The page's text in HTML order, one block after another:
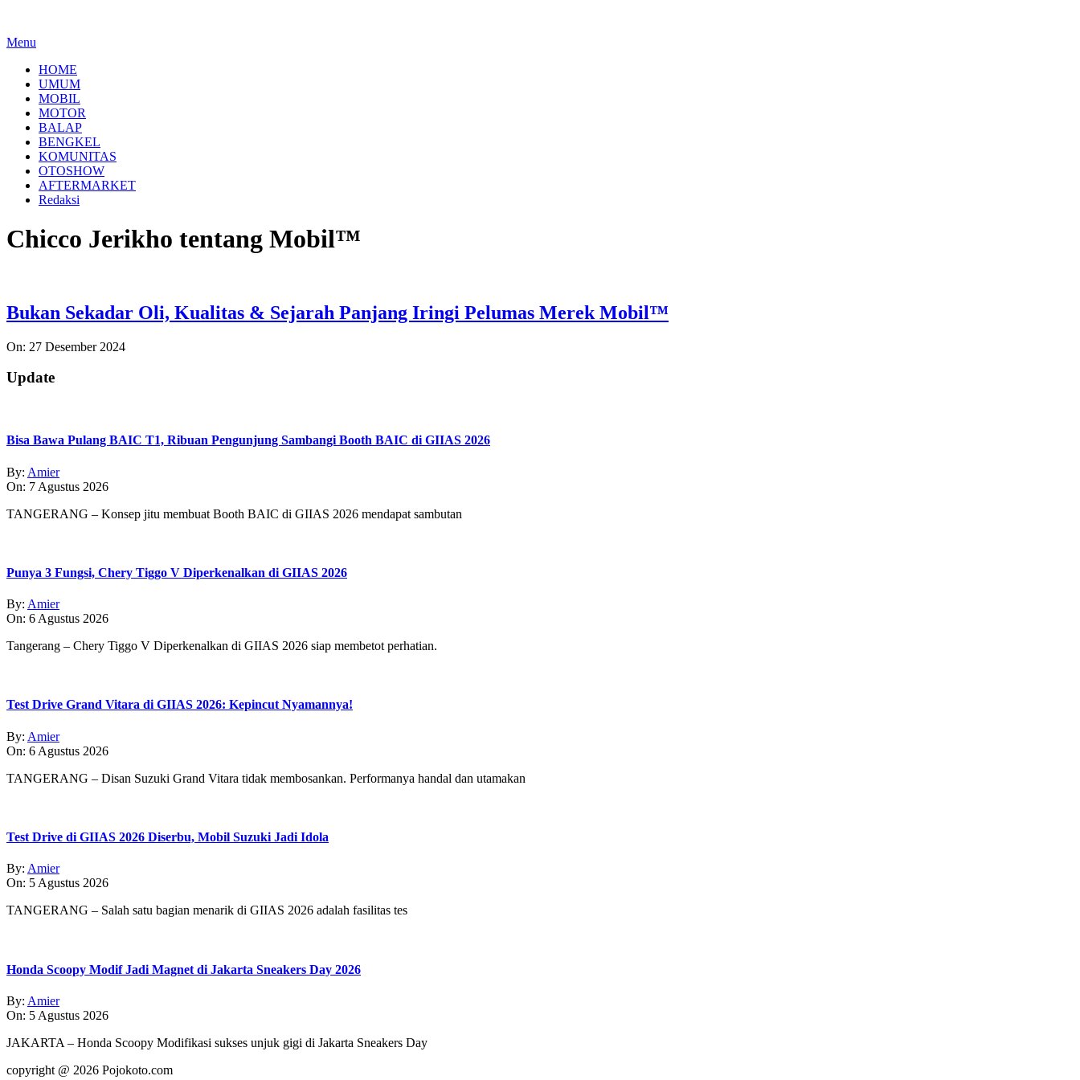
Menu
HOME
UMUM
MOBIL
MOTOR
BALAP
BENGKEL
KOMUNITAS
OTOSHOW
AFTERMARKET
Redaksi
Chicco Jerikho tentang Mobil™
Bukan Sekadar Oli, Kualitas & Sejarah Panjang Iringi Pelumas Merek Mobil™
2024-
27
On: 27 Desember 2024
Update
Bisa Bawa Pulang BAIC T1, Ribuan Pengunjung Sambangi Booth BAIC di GIIAS 2026
By: Amier
On: 7 Agustus 2026
TANGERANG – Konsep jitu membuat Booth BAIC di GIIAS 2026 mendapat sambutan
Punya 3 Fungsi, Chery Tiggo V Diperkenalkan di GIIAS 2026
By: Amier
On: 6 Agustus 2026
Tangerang – Chery Tiggo V Diperkenalkan di GIIAS 2026 siap membetot perhatian.
Test Drive Grand Vitara di GIIAS 2026: Kepincut Nyamannya!
By: Amier
On: 6 Agustus 2026
TANGERANG – Disan Suzuki Grand Vitara tidak membosankan. Performanya handal dan utamakan
Test Drive di GIIAS 2026 Diserbu, Mobil Suzuki Jadi Idola
By: Amier
On: 5 Agustus 2026
TANGERANG – Salah satu bagian menarik di GIIAS 2026 adalah fasilitas tes
Honda Scoopy Modif Jadi Magnet di Jakarta Sneakers Day 2026
By: Amier
On: 5 Agustus 2026
JAKARTA – Honda Scoopy Modifikasi sukses unjuk gigi di Jakarta Sneakers Day
copyright @ 2026 Pojokoto.com